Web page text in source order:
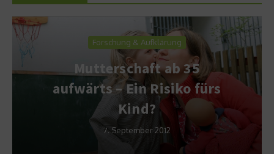
Forschung & Aufklärung
Mutterschaft ab 35
aufwärts – Ein Risiko fürs
Kind?
7. September 2012